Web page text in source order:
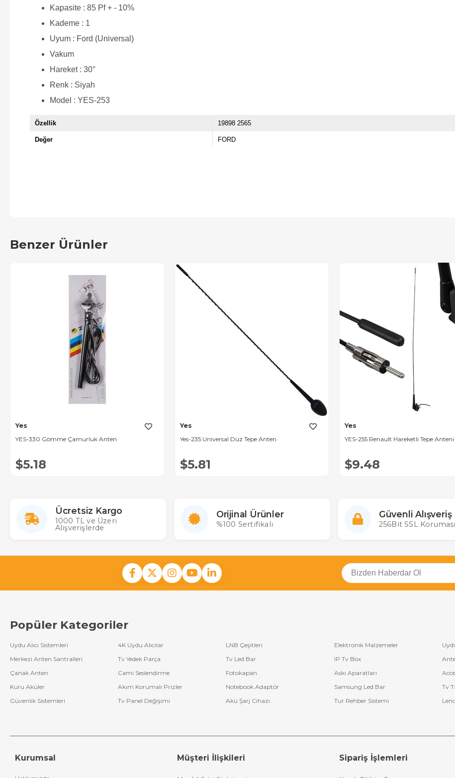
Kapasite : 85 Pf + - 10%
Kademe : 1
Uyum : Ford (Universal)
Vakum
Hareket : 30°
Renk : Siyah
Model : YES-253
Özellik 19898 2565
Değer FORD
Benzer Ürünler
Yes
YES-330 Gömme Çamurluk Anten
$5.18
Yes
Yes-235 Universal Düz Tepe Anten
$5.81
Yes
YES-255 Renault Hareketli Tepe Anteni
$9.48
Ücretsiz Kargo
1000 TL ve Üzeri
Alışverişlerde
Orijinal Ürünler
%100 Sertifikalı
Güvenli Alışveriş
256Bit SSL Koruması
Popüler Kategoriler
Uydu Alıcı Sistemleri 4K Uydu Alıcılar LNB Çeşitleri Elektronik Malzemeler
Merkezi Anten Santralleri
Tv Yedek Parça Tv Led Bar IP Tv Box
Çanak Anten
Cami Seslendirme Fotokapan Askı Aparatları
Kuru Aküler
Akım Korumalı Prizler Notebook Adaptör Samsung Led Bar Tv
Güvenlik Sistemleri
Tv Panel Değişimi Akü Şarj Cihazı Tur Rehber Sistemi
Kurumsal Müşteri İlişkileri Sipariş İşlemleri